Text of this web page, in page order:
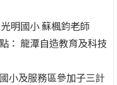
明國小 蘇楓鈞老師
： 龍潭自造教育及科技
小及服務區參加子三計